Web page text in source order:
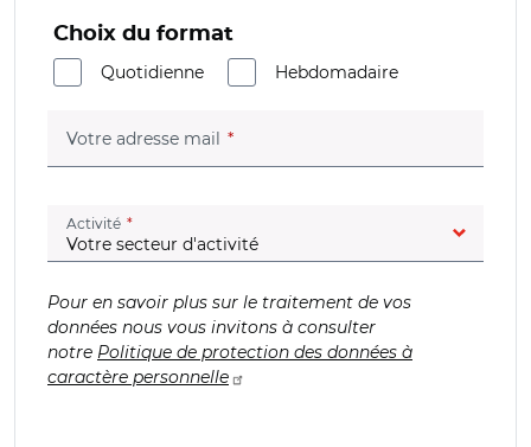
Choix du format
Quotidienne
Hebdomadaire
Votre adresse mail (champ obligatoire)
Activité (champ obligatoire)
Pour en savoir plus sur le traitement de vos
données nous vous invitons à consulter
notre Politique de protection des données à
caractère personnelle